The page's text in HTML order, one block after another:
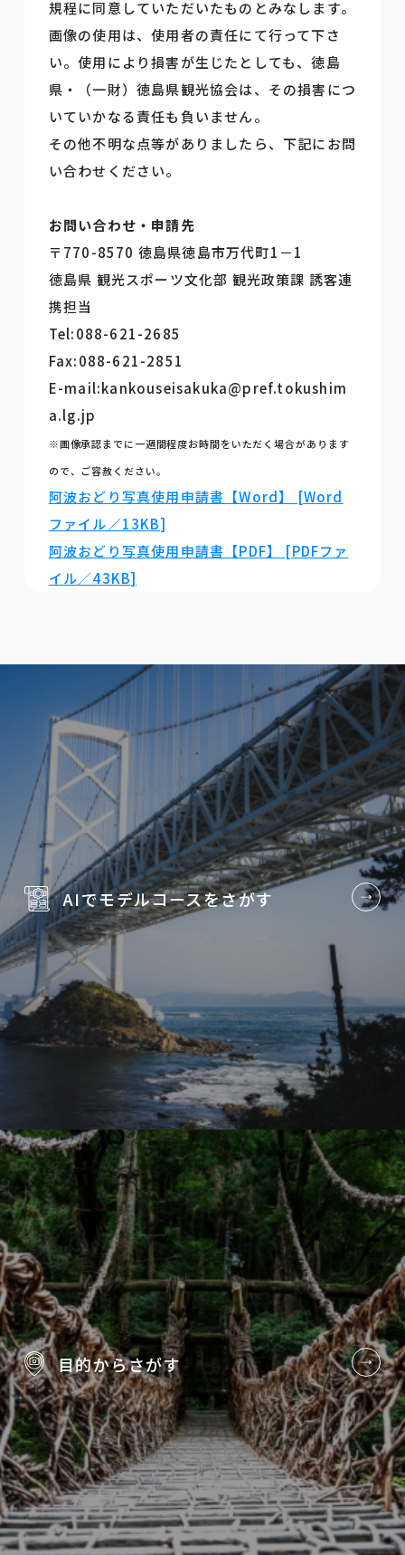
規程に同意していただいたものとみなします。
画像の使用は、使用者の責任にて行って下さ
い。使用により損害が生じたとしても、徳島
県・（一財）徳島県観光協会は、その損害につ
いていかなる責任も負いません。
その他不明な点等がありましたら、下記にお問
い合わせください。
お問い合わせ・申請先
〒770-8570 徳島県徳島市万代町1－1
徳島県 観光スポーツ文化部 観光政策課 誘客連
携担当
Tel:088-621-2685
Fax:088-621-2851
E-mail:kankouseisakuka@pref.tokushim
a.lg.jp
※画像承認までに一週間程度お時間をいただく場合があります
ので、ご容赦ください。
阿波おどり写真使用申請書【Word】 [Word
ファイル／13KB]
阿波おどり写真使用申請書【PDF】 [PDFファ
イル／43KB]
AIでモデルコースをさがす
目的からさがす